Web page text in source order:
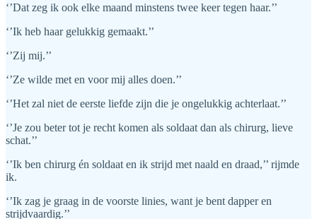
‘’Dat zeg ik ook elke maand minstens twee keer tegen haar.’’
‘’Ik heb haar gelukkig gemaakt.’’
‘’Zij mij.’’
‘’Ze wilde met en voor mij alles doen.’’
‘’Het zal niet de eerste liefde zijn die je ongelukkig achterlaat.’’
‘’Je zou beter tot je recht komen als soldaat dan als chirurg, lieve
schat.’’
‘’Ik ben chirurg én soldaat en ik strijd met naald en draad,’’ rijmde
ik.
‘’Ik zag je graag in de voorste linies, want je bent dapper en
strijdvaardig.’’